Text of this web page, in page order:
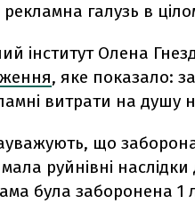
галузь в
інститут Олена
, яке показало:
витрати на душу
що
руйнівні наслідки
була заборонена 1